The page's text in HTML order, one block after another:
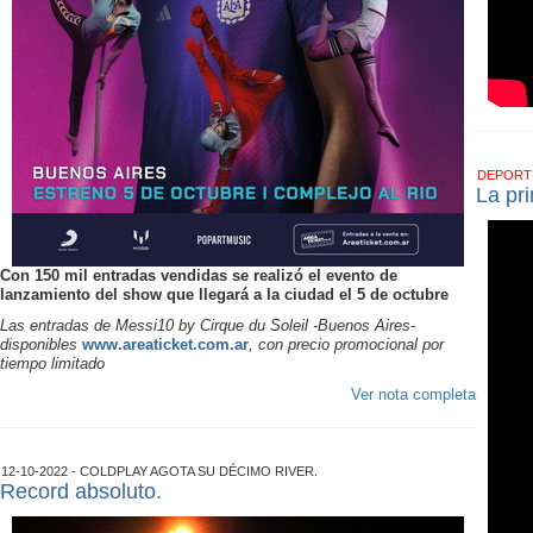
Con 150 mil entradas vendidas se realizó el evento de
lanzamiento del show que llegará a la ciudad el 5 de octubre
Las entradas de Messi10 by Cirque du Soleil -Buenos Aires-
disponibles www.areaticket.com.ar, con precio promocional por
tiempo limitado
Ver nota completa
12-10-2022 - COLDPLAY AGOTA SU DÉCIMO RIVER.
Record absoluto.
La